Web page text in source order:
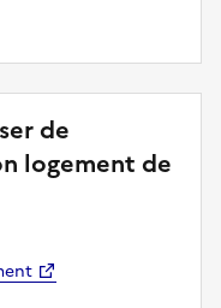
de
logement de